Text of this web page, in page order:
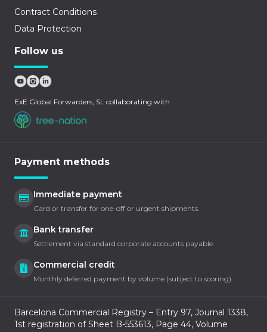
Contract Conditions
Data Protection
Follow us
ExE Global Forwarders, SL collaborating with
Payment methods
Immediate payment
Card or transfer for one-off or urgent shipments.
Bank transfer
Settlement via standard corporate accounts payable.
Commercial credit
Monthly deferred payment by volume (subject to scoring).
Barcelona Commercial Registry – Entry 97, Journal 1338,
1st registration of Sheet B-553613, Page 44, Volume